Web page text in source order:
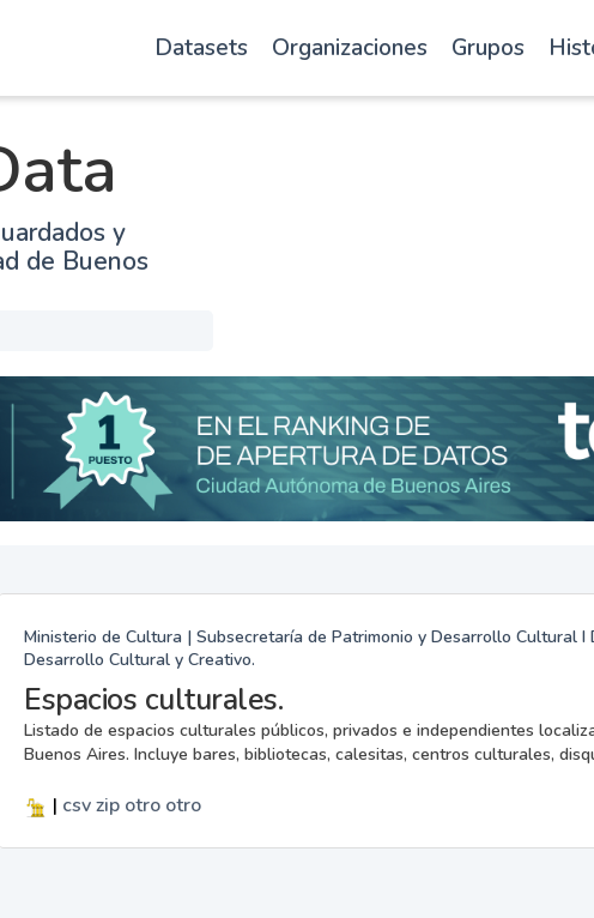
Datasets Organizaciones Grupos
y
de Buenos
Ministerio de Cultura | Subsecretaría de Patrimonio y Desarrollo Cultural I
Desarrollo Cultural y Creativo.
Espacios culturales.
Listado de espacios culturales públicos, privados e independientes
Buenos Aires. Incluye bares, bibliotecas, calesitas, centros culturales,
| csvzip otro otro